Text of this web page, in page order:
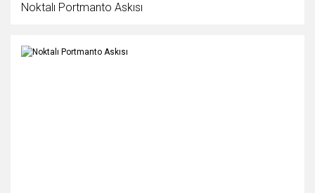
Noktalı Portmanto Askısı